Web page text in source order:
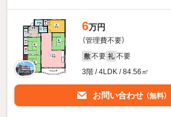
6万円
（管理費不要）
敷 不要 礼 不要
3階 / 4LDK / 84.56㎡
お問い合わせ （無料）